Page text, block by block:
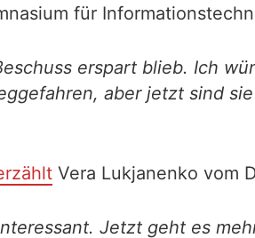
für
erspart blieb. Ich
aber jetzt sind
Vera Lukjanenko vom
Jetzt geht es